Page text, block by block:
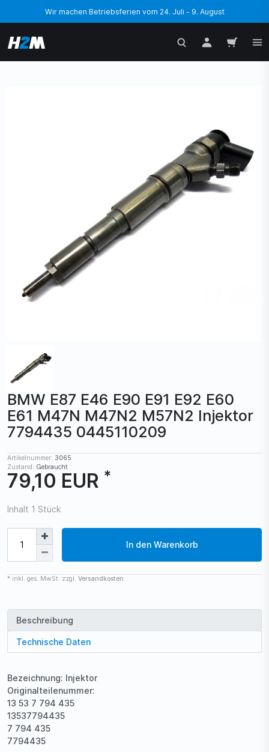
Wir machen Betriebsferien vom 24. Juli - 9. August
BMW E87 E46 E90 E91 E92 E60
E61 M47N M47N2 M57N2 Injektor
7794435 0445110209
Artikelnummer: 3065
Zustand: Gebraucht
79,10 EUR *
Inhalt 1 Stück
In den Warenkorb
* inkl. ges. MwSt. zzgl. Versandkosten
Beschreibung
Technische Daten
Bezeichnung: Injektor
Originalteilenummer:
13 53 7 794 435
13537794435
7 794 435
7794435